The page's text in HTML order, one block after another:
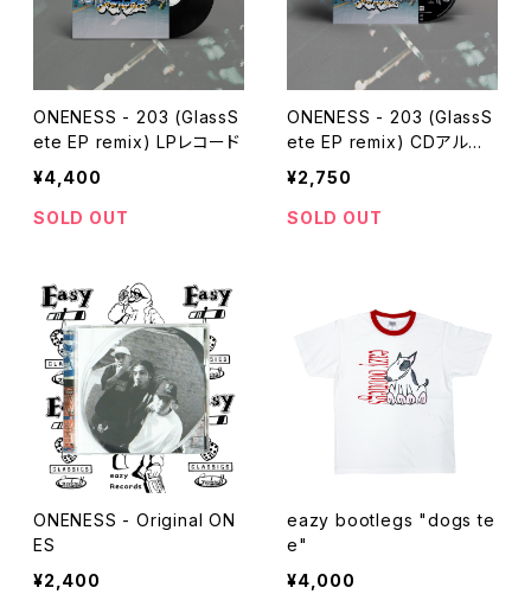
ONENESS - 203 (GlassS
ete EP remix) LPレコード
¥4,400
SOLD OUT
ONENESS - 203 (GlassS
ete EP remix) CDアルバ
ム
¥2,750
SOLD OUT
ONENESS - Original ON
ES
¥2,400
eazy bootlegs "dogs te
e"
¥4,000